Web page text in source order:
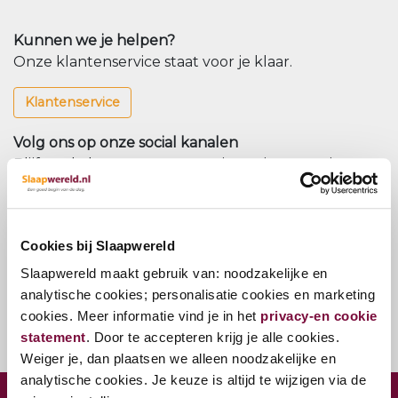
Cookies bij Slaapwereld
Slaapwereld maakt gebruik van: noodzakelijke en
analytische cookies; personalisatie cookies en marketing
cookies. Meer informatie vind je in het privacy-en cookie
statement. Door te accepteren krijg je alle cookies.
Weiger je, dan plaatsen we alleen noodzakelijke en
analytische cookies. Je keuze is altijd te wijzigen via de
Kunnen we je helpen?
Onze klantenservice staat voor je klaar.
Klantenservice
Volg ons op onze social kanalen
Blijf op de hoogte van onze nieuwtjes en acties.
Meld u aan voor onze nieuwsbrief
Nieuwsbrief